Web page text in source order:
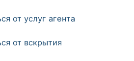
от услуг агента
от вскрытия